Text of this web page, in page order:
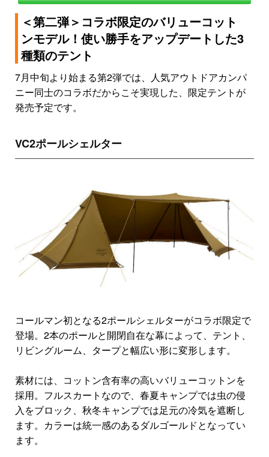
＜第二弾＞コラボ限定のバリューコット
ンモデル！使い勝手をアップデートした3
種類のテント
7月中旬より始まる第2弾では、人気アウトドアカンパ
ニー同士のコラボだからこそ実現した、限定テントが
発売予定です。
VC2ポールシェルター
コールマン初となる2ポールシェルターがコラボ限定で
登場。2本のポールと開閉自在な幕によって、テント、
リビングルーム、タープと幅広い形に変形します。
素材には、コットン含有率の高いバリューコットンを
採用。フルスカートなので、春夏キャンプでは虫の侵
入をブロック、秋冬キャンプでは足元の冷気を遮断し
ます。カラーは統一感のあるダルゴールドとなってい
ます。